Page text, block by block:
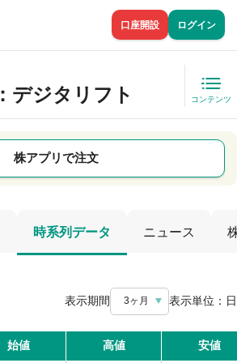
口座開設 ログイン
：デジタリフト コンテンツ
株アプリで注文
時系列データ ニュース
表示期間 3ヶ月 表示単位： 日
始値 高値 安値